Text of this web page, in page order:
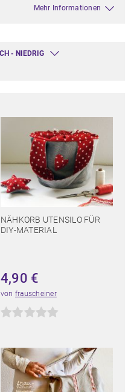
Mehr Informationen
NÄHKORB UTENSILO FÜR
DIY-MATERIAL
4,90 €
von frauscheiner